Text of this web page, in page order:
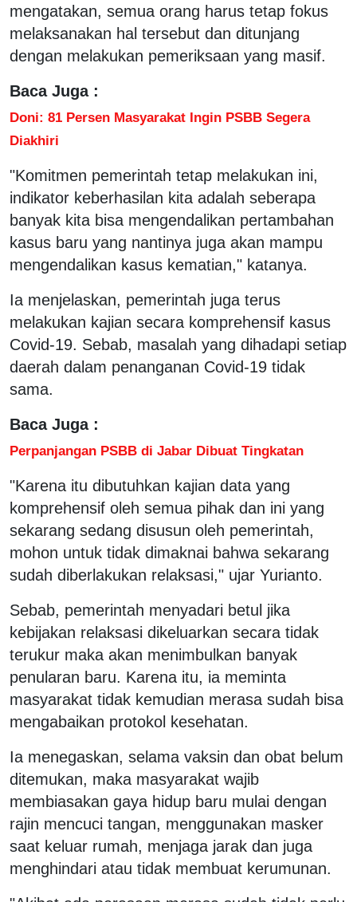
mengatakan, semua orang harus tetap fokus
melaksanakan hal tersebut dan ditunjang
dengan melakukan pemeriksaan yang masif.
Baca Juga :
Doni: 81 Persen Masyarakat Ingin PSBB Segera
Diakhiri
"Komitmen pemerintah tetap melakukan ini,
indikator keberhasilan kita adalah seberapa
banyak kita bisa mengendalikan pertambahan
kasus baru yang nantinya juga akan mampu
mengendalikan kasus kematian," katanya.
Ia menjelaskan, pemerintah juga terus
melakukan kajian secara komprehensif kasus
Covid-19. Sebab, masalah yang dihadapi setiap
daerah dalam penanganan Covid-19 tidak
sama.
Baca Juga :
Perpanjangan PSBB di Jabar Dibuat Tingkatan
"Karena itu dibutuhkan kajian data yang
komprehensif oleh semua pihak dan ini yang
sekarang sedang disusun oleh pemerintah,
mohon untuk tidak dimaknai bahwa sekarang
sudah diberlakukan relaksasi," ujar Yurianto.
Sebab, pemerintah menyadari betul jika
kebijakan relaksasi dikeluarkan secara tidak
terukur maka akan menimbulkan banyak
penularan baru. Karena itu, ia meminta
masyarakat tidak kemudian merasa sudah bisa
mengabaikan protokol kesehatan.
Ia menegaskan, selama vaksin dan obat belum
ditemukan, maka masyarakat wajib
membiasakan gaya hidup baru mulai dengan
rajin mencuci tangan, menggunakan masker
saat keluar rumah, menjaga jarak dan juga
menghindari atau tidak membuat kerumunan.